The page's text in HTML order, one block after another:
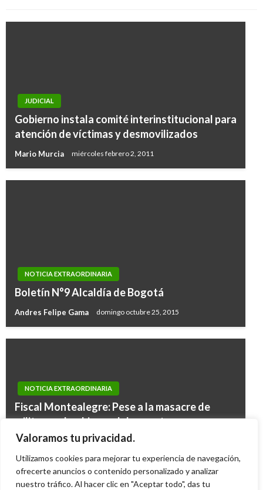
Valoramos tu privacidad.
Utilizamos cookies para mejorar tu experiencia de navegación,
ofrecerte anuncios o contenido personalizado y analizar
nuestro tráfico. Al hacer clic en "Aceptar todo", das tu
JUDICIAL
Gobierno instala comité interinstitucional para
atención de víctimas y desmovilizados
Mario Murcia miércoles febrero 2, 2011
NOTICIA EXTRAORDINARIA
Boletín N°9 Alcaldía de Bogotá
Andres Felipe Gama domingo octubre 25, 2015
NOTICIA EXTRAORDINARIA
Fiscal Montealegre: Pese a la masacre de
militares el gobierno debe mantener
negociaciones de paz con las Farc en La
Ariel Cabrera jueves abril 16, 2015